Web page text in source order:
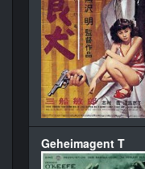
Geheimagent T